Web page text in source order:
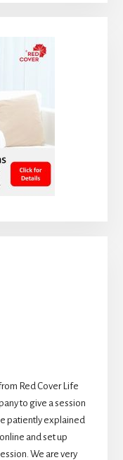
Red Cover Life
to give a session
patiently explained
and set up
We are very